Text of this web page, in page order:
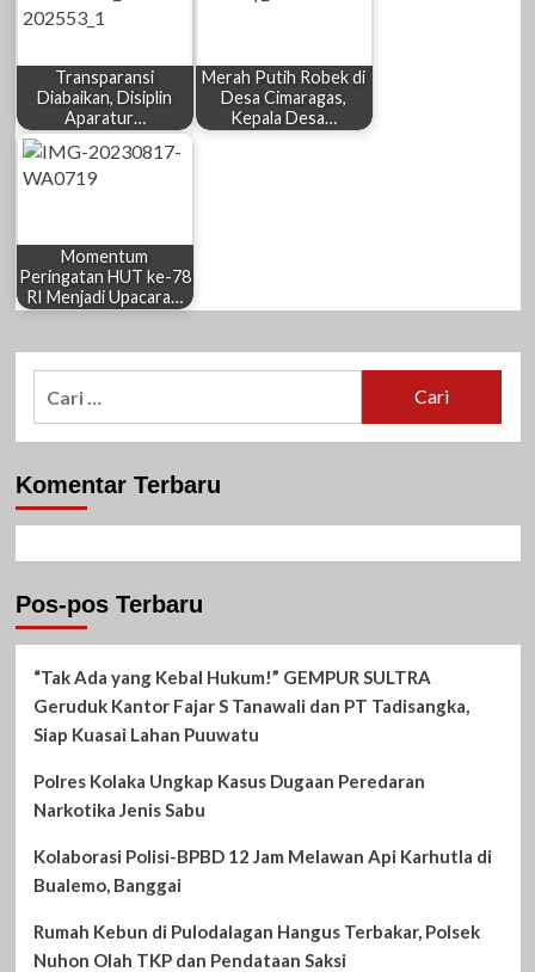
Transparansi
Diabaikan, Disiplin
Aparatur…
Merah Putih Robek di
Desa Cimaragas,
Kepala Desa…
Momentum
Peringatan HUT ke-78
RI Menjadi Upacara…
Komentar Terbaru
Pos-pos Terbaru
“Tak Ada yang Kebal Hukum!” GEMPUR SULTRA
Geruduk Kantor Fajar S Tanawali dan PT Tadisangka,
Siap Kuasai Lahan Puuwatu
Polres Kolaka Ungkap Kasus Dugaan Peredaran
Narkotika Jenis Sabu
Kolaborasi Polisi-BPBD 12 Jam Melawan Api Karhutla di
Bualemo, Banggai
Rumah Kebun di Pulodalagan Hangus Terbakar, Polsek
Nuhon Olah TKP dan Pendataan Saksi